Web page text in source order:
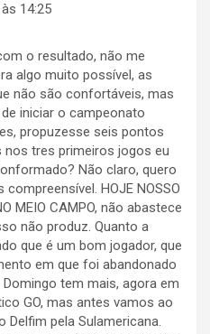
14:25
o resultado, não me
algo muito possível, as
não são confortáveis, mas
iniciar o campeonato
propuzesse seis pontos
nos tres primeiros jogos eu
Não claro, quero
HOJE NOSSO
MEIO CAMPO, não abastece
não produz. Quanto a
que é um bom jogador, que
em que foi abandonado
tem mais, agora em
GO, mas antes vamos ao
Delfim pela Sulamericana.